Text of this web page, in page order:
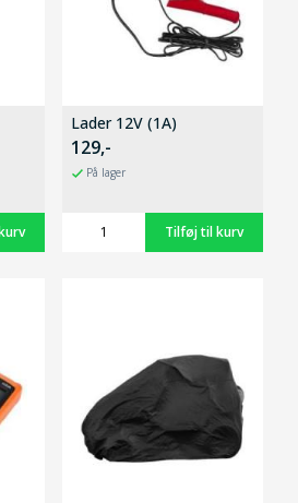
Lader 12V (1A)
129,-
På lager